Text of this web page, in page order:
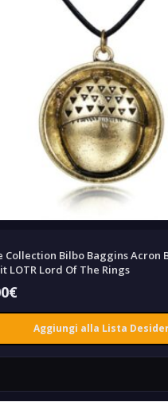
Collection Bilbo Baggins Acron
LOTR Lord Of The Rings
€
Aggiungi alla Lista